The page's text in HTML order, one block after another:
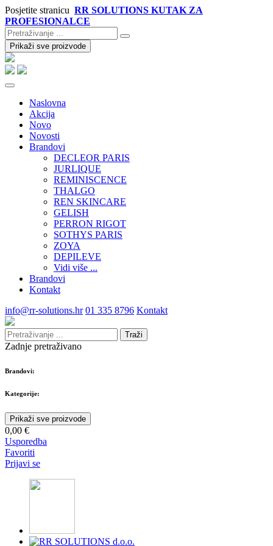
Posjetite stranicu RR SOLUTIONS KUTAK ZA
PROFESIONALCE
Prikaži sve proizvode
Naslovna
Akcija
Novo
Novosti
Brandovi
DECLEOR PARIS
JURLIQUE
REMINISCENCE
THALGO
REN SKINCARE
GELISH
PERRON RIGOT
SOTHYS PARIS
ZOYA
DEPILEVE
Vidi više ...
Brandovi
Kontakt
info@rr-solutions.hr 01 335 8796 Kontakt
Traži
Zadnje pretraživano
Brandovi:
Kategorije:
Prikaži sve proizvode
0,00 €
Usporedba
Favoriti
Prijavi se